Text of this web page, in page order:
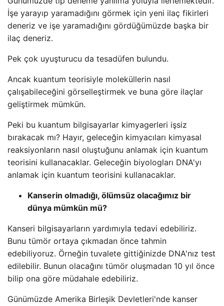
İşe yarayıp yaramadığını görmek için yeni ilaç fikirleri
deneriz ve işe yaramadığını gördüğümüzde başka bir
ilaç deneriz.
Pek çok uyuşturucu da tesadüfen bulundu.
Ancak kuantum teorisiyle moleküllerin nasıl
çalışabileceğini görselleştirmek ve buna göre ilaçlar
geliştirmek mümkün.
Peki bu kuantum bilgisayarlar kimyagerleri işsiz
bırakacak mı? Hayır, geleceğin kimyacıları kimyasal
reaksiyonların nasıl oluştuğunu anlamak için kuantum
teorisini kullanacaklar. Geleceğin biyologları DNA'yı
anlamak için kuantum teorisini kullanacaklar.
Kanserin olmadığı, ölümsüz olacağımız bir
dünya mümkün mü?
Kanseri bilgisayarların yardımıyla tedavi edebiliriz.
Bunu tümör ortaya çıkmadan önce tahmin
edebiliyoruz. Örneğin tuvalete gittiğinizde DNA'nız test
edilebilir. Bunun olacağını tümör oluşmadan 10 yıl önce
bilip ona göre müdahale edebiliriz.
Günümüzde Amerika Birleşik Devletleri'nde kanser